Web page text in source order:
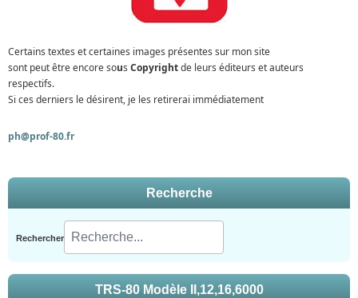
Certains textes et certaines images présentes sur mon site
sont peut être encore sous Copyrightde leurs éditeurs et auteurs
respectifs.
Si ces derniers le désirent, je les retirerai immédiatement
ph@prof-80.fr
Recherche
Rechercher
TRS-80 Modèle II,12,16,6000